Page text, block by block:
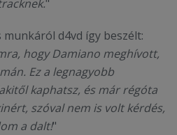
"
d4vd így beszélt:
hogy Damiano meghívott,
Ez a legnagyobb
kaphatsz, és már régóta
szóval nem is volt kérdés,
a dalt!"